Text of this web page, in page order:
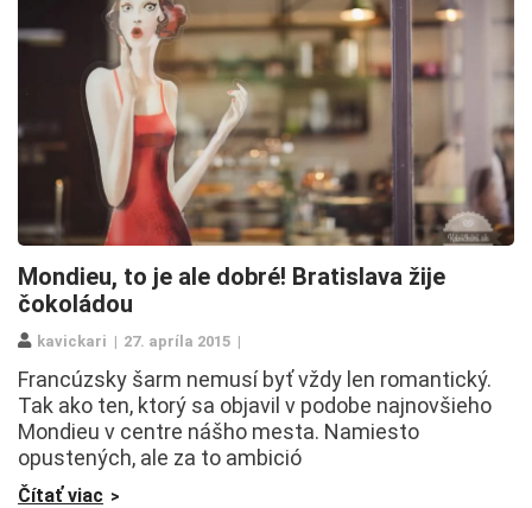
Mondieu, to je ale dobré! Bratislava žije
čokoládou
kavickari 27. apríla 2015
Francúzsky šarm nemusí byť vždy len romantický.
Tak ako ten, ktorý sa objavil v podobe najnovšieho
Mondieu v centre nášho mesta. Namiesto
opustených, ale za to ambició
Čítať viac